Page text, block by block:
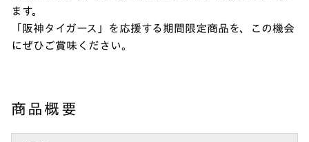
ます。
「阪神タイガース」を応援する期間限定商品を、この機会
にぜひご賞味ください。
商品概要